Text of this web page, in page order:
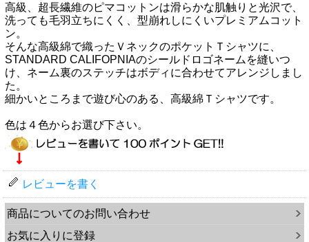
高級、超長繊維のピマコットンは滑らかな肌触りと光沢で、
洗っても毛羽立ちにくく、型崩れしにくいプレミアムコット
ン。
そんな高級綿で織ったＶネックのポケットＴシャツに、
STANDARD CALIFOPNIAのシールドロゴネームを縫いつ
け、ネーム裏のステッチはボディに合わせてアレンジしまし
た。
細かいところまで遊び心のある、高級綿Ｔシャツです。
色は４色からお選び下さい。
レビューを書く
商品についてのお問い合わせ
お気に入りに登録